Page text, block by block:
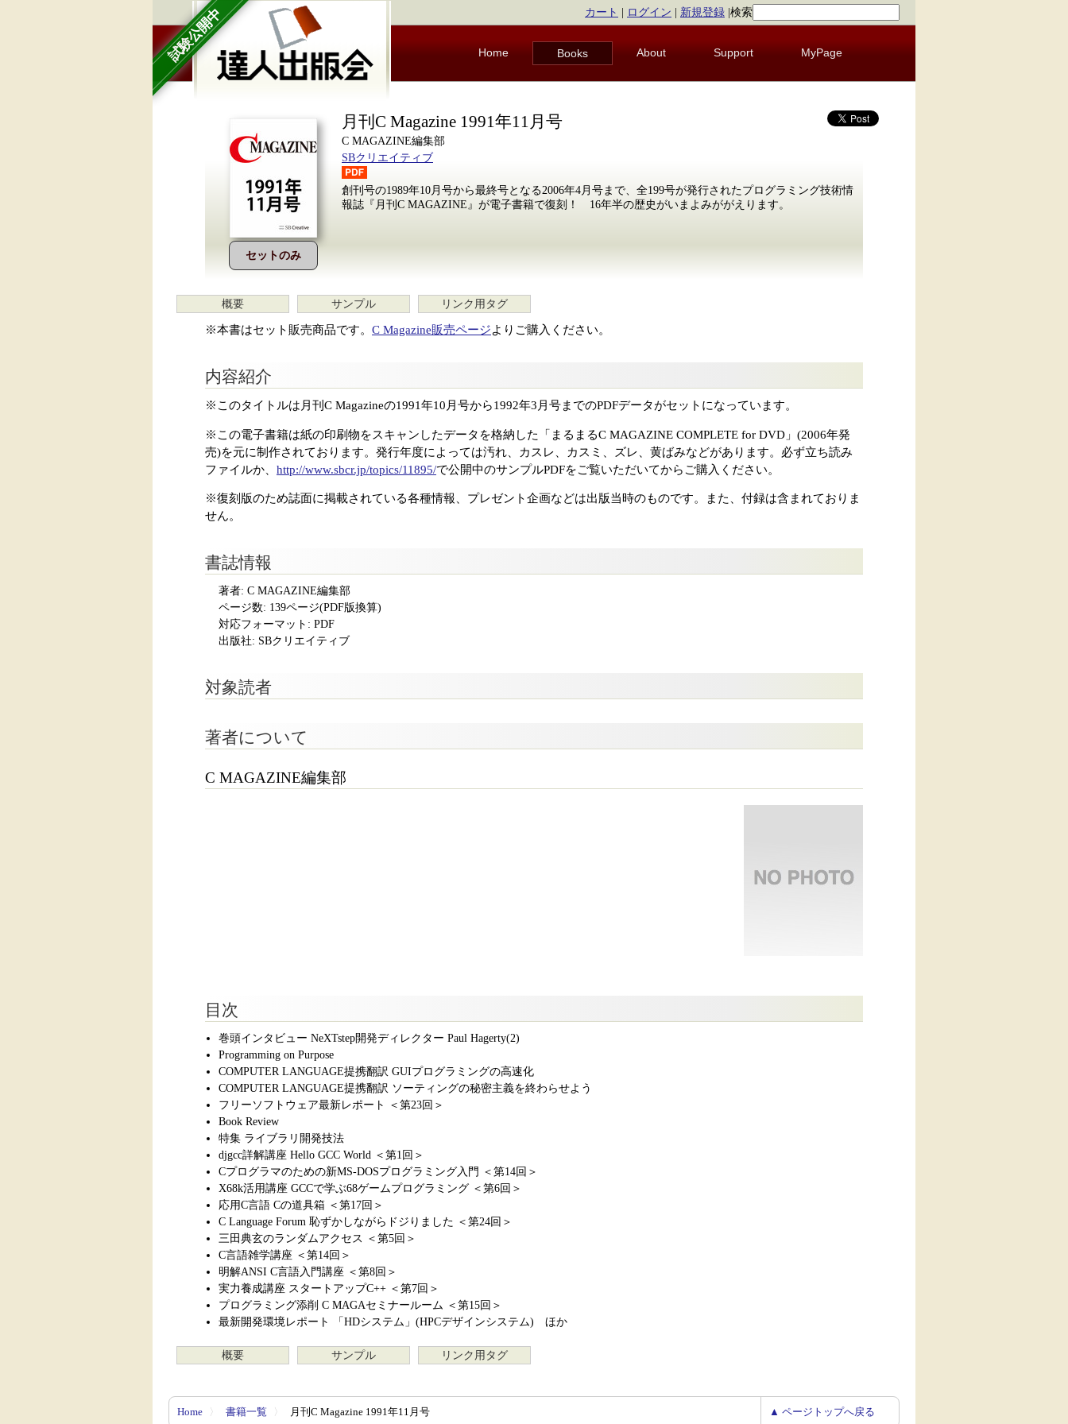
試験公開中 カート ログイン 新規登録 検索
Home Books About Support MyPage
セットのみ
月刊C Magazine 1991年11月号
C MAGAZINE編集部
SBクリエイティブ
創刊号の1989年10月号から最終号となる2006年4月号まで、全199号が発行されたプログラミング技術情
報誌『月刊C MAGAZINE』が電子書籍で復刻！ 16年半の歴史がいまよみががえります。
概要 サンプル リンク用タグ
※本書はセット販売商品です。 C Magazine販売ページよりご購入ください。
内容紹介
※このタイトルは月刊C Magazineの1991年10月号から1992年3月号までのPDFデータがセットになっています。
※この電子書籍は紙の印刷物をスキャンしたデータを格納した「まるまるC MAGAZINE COMPLETE for DVD」(2006年発
売)を元に制作されております。発行年度によっては汚れ、カスレ、カスミ、ズレ、黄ばみなどがあります。必ず立ち読み
ファイルか、 http://www.sbcr.jp/topics/11895/で公開中のサンプルPDFをご覧いただいてからご購入ください。
※復刻版のため誌面に掲載されている各種情報、プレゼント企画などは出版当時のものです。また、付録は含まれておりま
せん。
書誌情報
著者: C MAGAZINE編集部
ページ数: 139ページ(PDF版換算)
対応フォーマット: PDF
出版社: SBクリエイティブ
対象読者
著者について
C MAGAZINE編集部
目次
巻頭インタビュー NeXTstep開発ディレクター Paul Hagerty(2)
Programming on Purpose
COMPUTER LANGUAGE提携翻訳 GUIプログラミングの高速化
COMPUTER LANGUAGE提携翻訳 ソーティングの秘密主義を終わらせよう
フリーソフトウェア最新レポート ＜第23回＞
Book Review
特集 ライブラリ開発技法
djgcc詳解講座 Hello GCC World ＜第1回＞
Cプログラマのための新MS-DOSプログラミング入門 ＜第14回＞
X68k活用講座 GCCで学ぶ68ゲームプログラミング ＜第6回＞
応用C言語 Cの道具箱 ＜第17回＞
C Language Forum 恥ずかしながらドジりました ＜第24回＞
三田典玄のランダムアクセス ＜第5回＞
C言語雑学講座 ＜第14回＞
明解ANSI C言語入門講座 ＜第8回＞
実力養成講座 スタートアップC++ ＜第7回＞
プログラミング添削 C MAGAセミナールーム ＜第15回＞
最新開発環境レポート 「HDシステム」(HPCデザインシステム) ほか
概要 サンプル リンク用タグ
Home 〉 書籍一覧 〉 月刊C Magazine 1991年11月号 ▲ ページトップへ戻る